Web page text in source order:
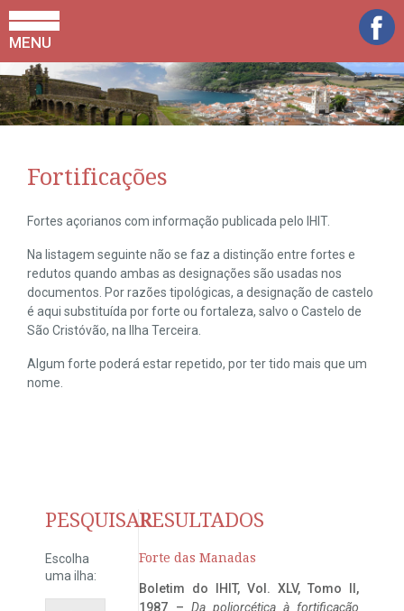
MENU
Fortificações
Fortes açorianos com informação publicada pelo IHIT.
Na listagem seguinte não se faz a distinção entre fortes e
redutos quando ambas as designações são usadas nos
documentos. Por razões tipológicas, a designação de castelo
é aqui substituída por forte ou fortaleza, salvo o Castelo de
São Cristóvão, na Ilha Terceira.
Algum forte poderá estar repetido, por ter tido mais que um
nome.
PESQUISAR
Escolha
uma ilha:
RESULTADOS
Forte das Manadas
Boletim do IHIT, Vol. XLV, Tomo II,
1987 – Da poliorcética à fortificação